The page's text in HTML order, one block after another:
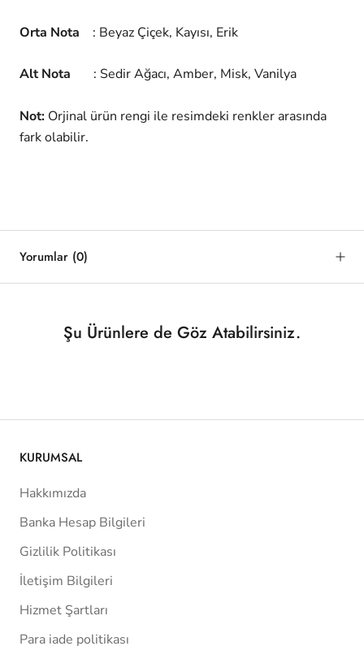
Orta Nota : Beyaz Çiçek, Kayısı, Erik
Alt Nota : Sedir Ağacı, Amber, Misk, Vanilya
Not: Orjinal ürün rengi ile resimdeki renkler arasında
fark olabilir.
Yorumlar (0)
Şu Ürünlere de Göz Atabilirsiniz.
KURUMSAL
Hakkımızda
Banka Hesap Bilgileri
Gizlilik Politikası
İletişim Bilgileri
Hizmet Şartları
Para iade politikası